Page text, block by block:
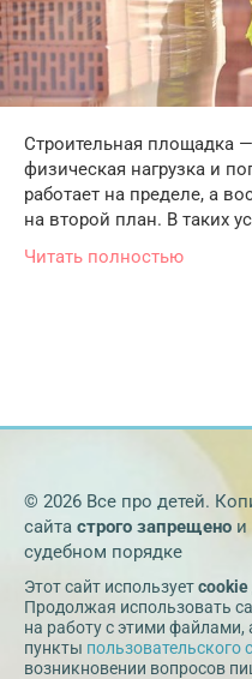
Строительная площадка
физическая нагрузка и
работает на пределе, а
на второй план. В таких
Читать полностью
© 2026 Все про детей.
сайта строго запрещено и
судебном порядке
Этот сайт используетcookie
Продолжая использовать
на работу с этими файлами,
пункты пользовательского
возникновении вопросов